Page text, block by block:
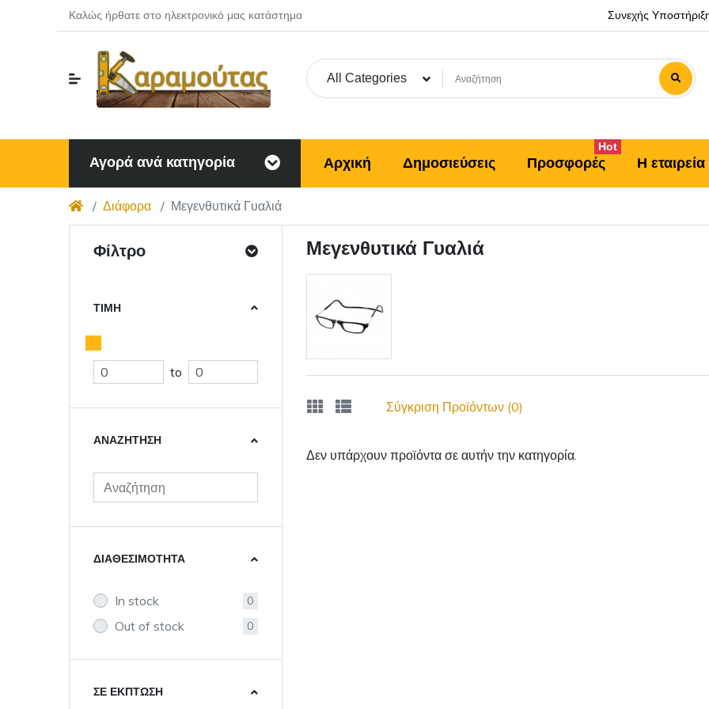
Καλώς ήρθατε στο ηλεκτρονικό μας κατάστημα Συνεχής
All Categories
Αγορά ανά κατηγορία Αρχική Δημοσιεύσεις Προσφορές
Hot
Η εταιρεία
Διάφορα Μεγενθυτικά Γυαλιά
Φίλτρο
ΤΙΜΉ
to
ΑΝΑΖΉΤΗΣΗ
ΔΙΑΘΕΣΙΜΌΤΗΤΑ
In stock 0
Out of stock 0
ΣΕ ΈΚΠΤΩΣΗ
Μεγενθυτικά Γυαλιά
Σύγκριση Προϊόντων (0)
Δεν υπάρχουν προϊόντα σε αυτήν την κατηγορία.